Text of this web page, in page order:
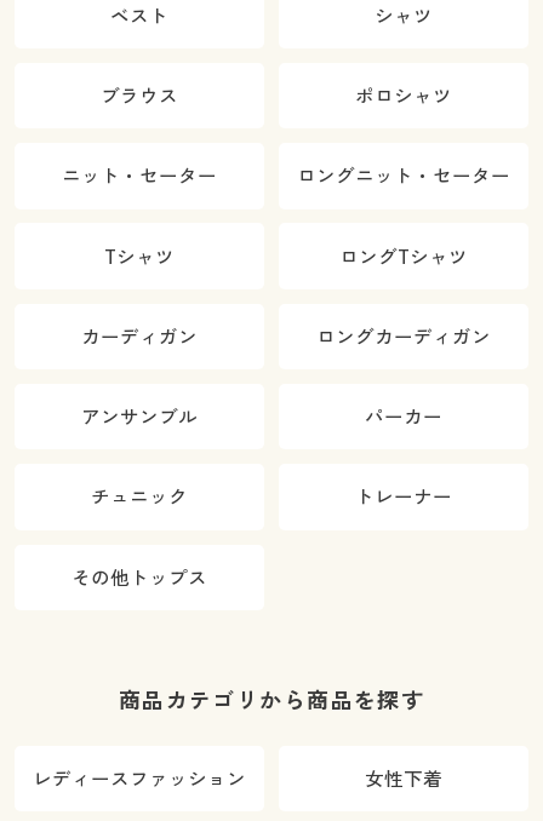
ベスト シャツ
ブラウス ポロシャツ
ニット・セーター ロングニット・セーター
Tシャツ ロングTシャツ
カーディガン ロングカーディガン
アンサンブル パーカー
チュニック トレーナー
その他トップス
商品カテゴリから商品を探す
レディースファッション 女性下着